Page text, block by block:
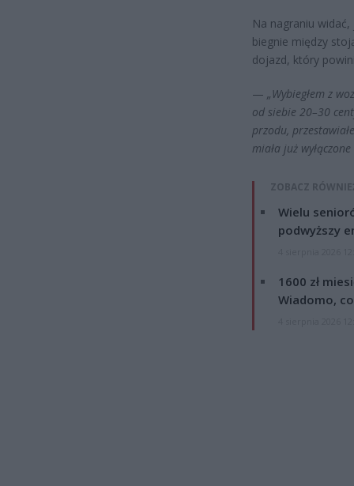
Na nagraniu
biegnie między
dojazd, który
— „Wybiegłem z
od siebie 20–30
przodu,
miała już
ZOBACZ
Wielu
podwyższy
1600 zł
Wiadomo,